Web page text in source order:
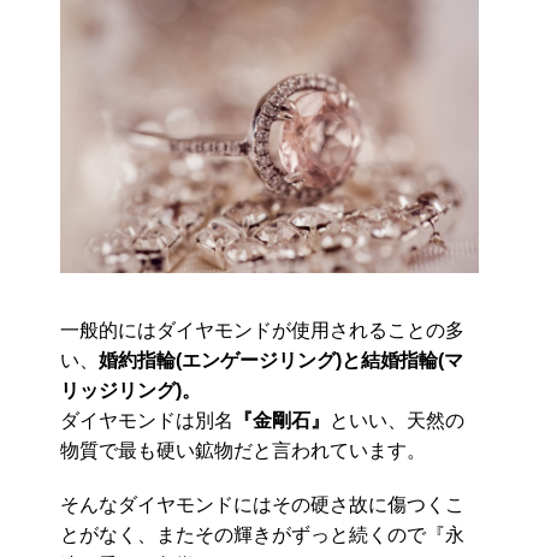
一般的にはダイヤモンドが使用されることの多
い、 婚約指輪(エンゲージリング)と結婚指輪(マ
リッジリング)。
ダイヤモンドは別名
『金剛石』
といい、天然の
物質で最も硬い鉱物だと言われています。
そんなダイヤモンドにはその硬さ故に傷つくこ
とがなく、またその輝きがずっと続くので『永